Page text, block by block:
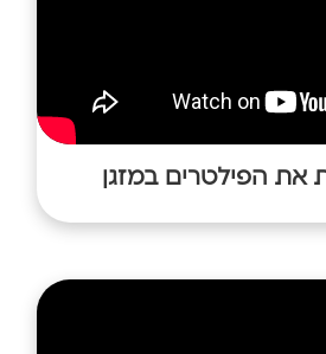
את הפילטרים במזגן